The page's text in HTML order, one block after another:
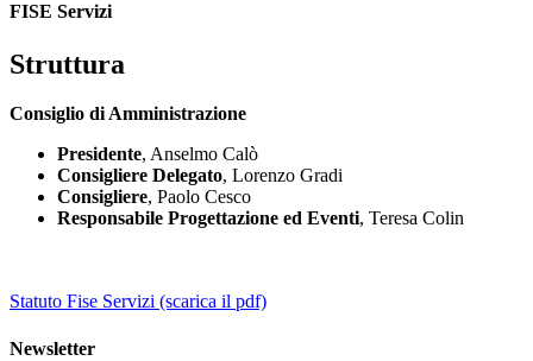
FISE Servizi
Struttura
Consiglio di Amministrazione
Presidente, Anselmo Calò
Consigliere Delegato, Lorenzo Gradi
Consigliere, Paolo Cesco
Responsabile Progettazione ed Eventi, Teresa Colin
Statuto Fise Servizi (scarica il pdf)
Newsletter